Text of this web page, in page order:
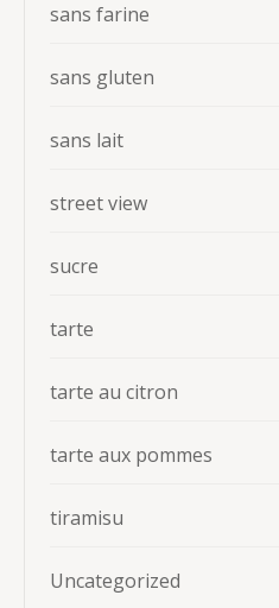
sans farine
sans gluten
sans lait
street view
sucre
tarte
tarte au citron
tarte aux pommes
tiramisu
Uncategorized